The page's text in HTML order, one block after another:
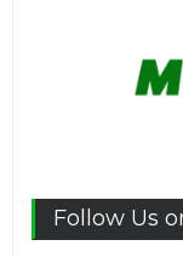
Follow Us